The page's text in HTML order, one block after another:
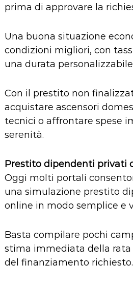
prima di approvare la
Una buona situazione
condizioni migliori, con
una durata
Con il prestito non
acquistare ascensori
tecnici o affrontare spese
serenità.
Prestito dipendenti privati
Oggi molti portali
una simulazione prestito
online in modo semplice e
Basta compilare pochi
stima immediata della
del finanziamento richiesto.